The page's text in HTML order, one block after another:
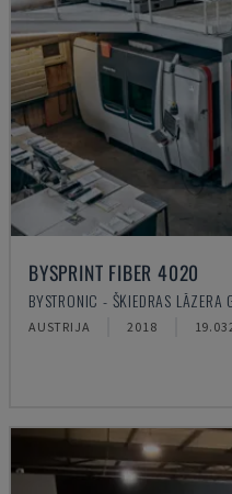
BYSPRINT FIBER 4020
BYSTRONIC - ŠĶIEDRAS LĀZERA
AUSTRIJA 2018